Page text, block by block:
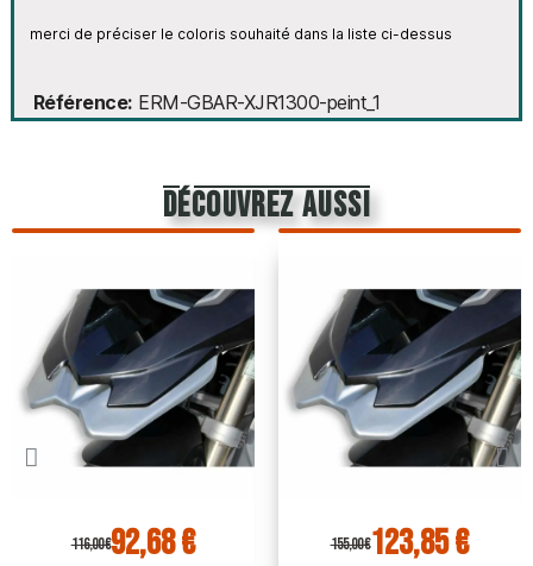
merci de préciser le coloris souhaité dans la liste ci-dessus
Référence ERM-GBAR-XJR1300-peint_1
découvrez aussi
116,00 €92,68 € 155,00 €123,85 €